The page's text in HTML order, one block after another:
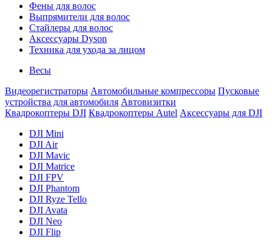
Фены для волос
Выпрямители для волос
Стайлеры для волос
Аксессуары Dyson
Техника для ухода за лицом
Весы
Видеорегистраторы Автомобильные компрессоры Пусковые
устройства для автомобиля Автовизитки
Квадрокоптеры DJI Квадрокоптеры Autel Аксессуары для DJI
DJI Mini
DJI Air
DJI Mavic
DJI Matrice
DJI FPV
DJI Phantom
DJI Ryze Tello
DJI Avata
DJI Neo
DJI Flip